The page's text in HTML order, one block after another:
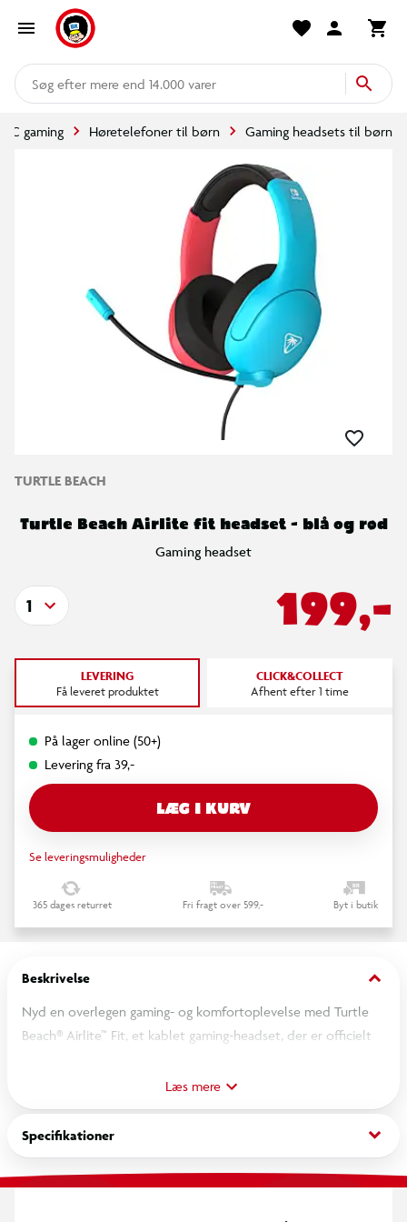
mere end 14.000 varer
PC gaming Høretelefoner til børn Gaming headsets til børn
TURTLE BEACH
Turtle Beach Airlite fit headset - blå og rød
Gaming headset
199,-
1
LEVERING
Få leveret produktet
CLICK&COLLECT
Afhent efter 1 time
På lager online (50+)
Levering fra 39,-
LÆG I KURV
Se leveringsmuligheder
365 dages returret Fri fragt over 599,- Byt i butik
Beskrivelse keyboard_arrow_down
Nyd en overlegen gaming- og komfortoplevelse med Turtle
Beach® Airlite™ Fit, et kablet gaming-headset, der er officielt
finjusteret lyd gennem høj-kvalitets 40mm højttalere, hvilket
giver en medrivende oplevelse for både casual og
konkurrencemindede gamere. De hævede over-ear puder
tilbyder enestående komfort, så du kan høre hver skarp
detalje og dyb bas, mens de effektivt blokerer for ekstern
Læs mere
Specifikationer keyboard_arrow_down